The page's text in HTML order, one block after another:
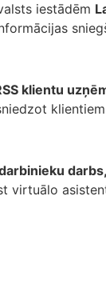
iestādēm
klientu
virtuālo